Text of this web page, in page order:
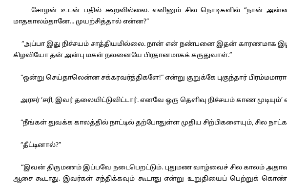
சோழன் உடன் பதில் கூறவில்லை. எனினும் சில நொடிகளில் “நான்
மாதகாலம்தானே... முயற்சித்தால் என்ன?”
“அப்பா இது நிச்சயம் சாத்தியமில்லை. நான் என் நண்பனை இதன் காரணமாக
கிழவியோ தன் அன்பு மகள் நலனையே பிரதானமாகக் கருதுவாள்.”
“ஒன்று செய்தாலென்ன சக்கரவர்த்திகளே!” என்று குறுக்கே புகுந்தார்
அரசர் ‘சரி, இவர் தலையிட்டுவிட்டார். எனவே ஒரு தெளிவு நிச்சயம் காண
“நீங்கள் துவக்க காலத்தில் நாட்டில் தற்போதுள்ள முதிய சிற்பிகளையும், சில
“தீட்டினால்?”
“இவன் திருமணம் இப்பவே நடைபெறட்டும். புதுமண வாழ்வைச் சில காலம்
ஆசை கூடாது. இவர்கள் சந்திக்கவும் கூடாது என்று உறுதியைப் பெற்றுக்